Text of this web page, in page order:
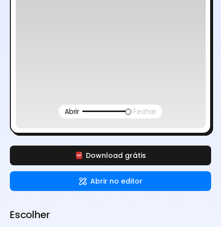
Download grátis
Abrir no editor
Abrir Fechar
Escolher